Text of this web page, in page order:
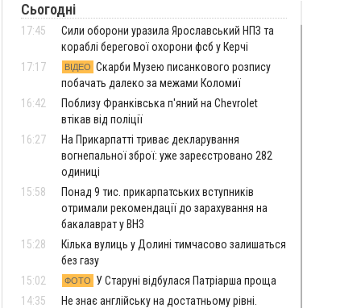
Сьогодні
17:45
Сили оборони уразила Ярославський НПЗ та
кораблі берегової охорони фсб у Керчі
17:17
ВІДЕО Скарби Музею писанкового розпису
побачать далеко за межами Коломиї
16:42
Поблизу Франківська п'яний на Chevrolet
втікав від поліції
16:27
На Прикарпатті триває декларування
вогнепальної зброї: уже зареєстровано 282
одиниці
15:58
Понад 9 тис. прикарпатських вступників
отримали рекомендації до зарахування на
бакалаврат у ВНЗ
15:28
Кілька вулиць у Долині тимчасово залишаться
без газу
15:02
ФОТО
У Старуні відбулася Патріарша проща
14:35
Не знає англійську на достатньому рівні.